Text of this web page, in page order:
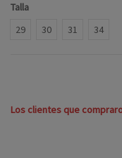
Talla
29
30 31 34
Los clientes que